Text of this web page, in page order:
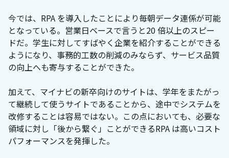
今では、RPA を導入したことにより毎朝データ連係が可能
となっている。営業日ベースで言うと20 倍以上のスピー
ドだ。学生に対してすばやく企業を紹介することができる
ようになり、事務的工数の削減のみならず、サービス品質
の向上へも寄与することができた。
加えて、マイナビの新卒向けのサイトは、学年をまたがっ
て継続して使うサイトであることから、途中でシステムを
改修することは容易ではない。この点においても、必要な
領域に対し「後から繋ぐ」ことができるRPA は高いコスト
パフォーマンスを発揮した。